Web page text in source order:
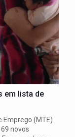
em lista de
Emprego (MTE)
novos